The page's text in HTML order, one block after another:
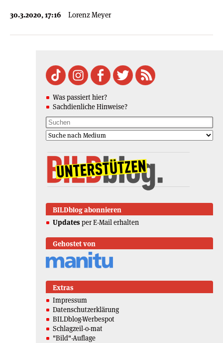
30.3.2020, 17:16 Lorenz Meyer
Was passiert hier?
Sachdienliche Hinweise?
BILDblog abonnieren
Updates per E-Mail erhalten
Gehostet von
Extras
Impressum
Datenschutzerklärung
BILDblog-Werbespot
Schlagzeil-o-mat
"Bild"-Auflage